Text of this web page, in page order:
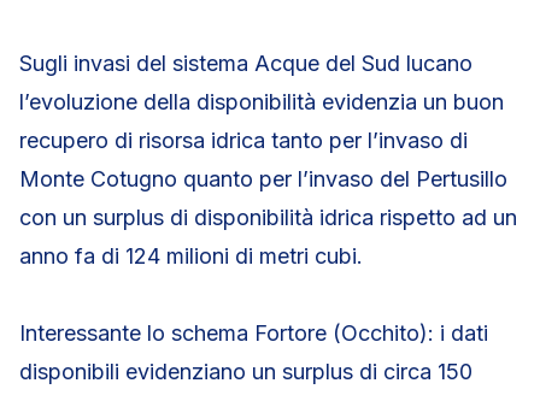
Sugli invasi del sistema Acque del Sud lucano
l’evoluzione della disponibilità evidenzia un buon
recupero di risorsa idrica tanto per l’invaso di
Monte Cotugno quanto per l’invaso del Pertusillo
con un surplus di disponibilità idrica rispetto ad un
anno fa di 124 milioni di metri cubi.
Interessante lo schema Fortore (Occhito): i dati
disponibili evidenziano un surplus di circa 150